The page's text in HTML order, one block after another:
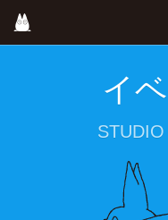
main
イ